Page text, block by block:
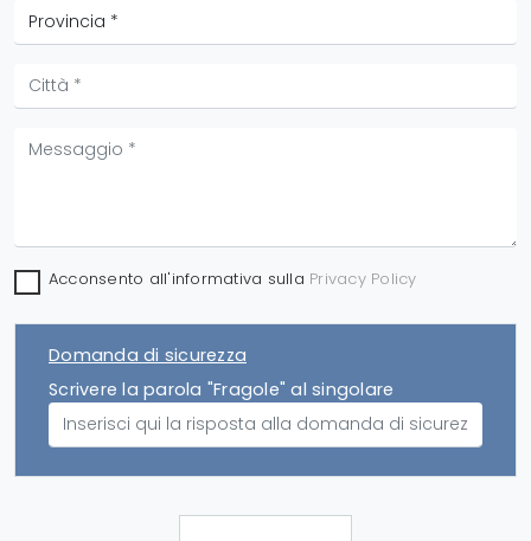
Acconsento all'informativa sulla Privacy Policy
Domanda di sicurezza
Scrivere la parola "Fragole" al singolare